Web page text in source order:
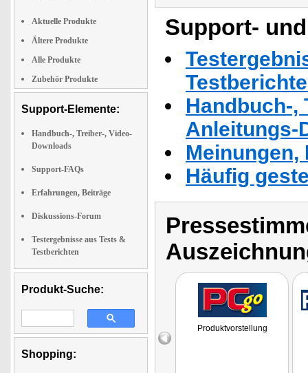
Aktuelle Produkte
Ältere Produkte
Alle Produkte
Zubehör Produkte
Support-Elemente:
Handbuch-, Treiber-, Video-
Downloads
Support-FAQs
Erfahrungen, Beiträge
Diskussions-Forum
Testergebnisse aus Tests &
Testberichten
Produkt-Suche:
Shopping:
Support-
Handbuch-,
Anleitungs-
Häufig
Produktvorstellung